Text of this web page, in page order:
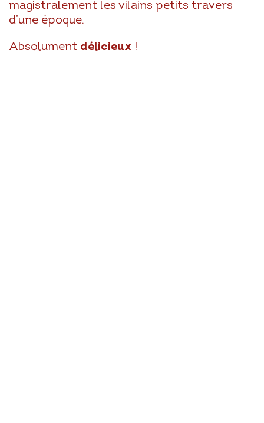
magistralement les vilains petits travers
d’une époque.
Absolument délicieux !